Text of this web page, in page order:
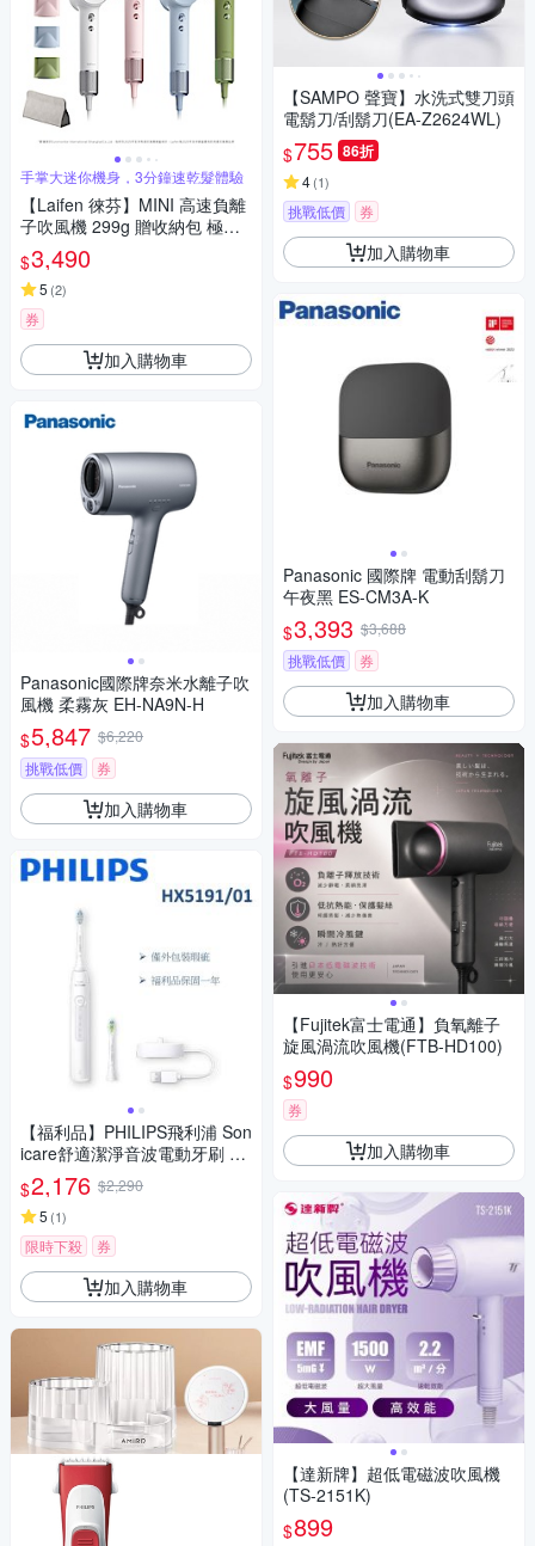
手掌大迷你機身，3分鐘速乾髮體驗
【Laifen 徠芬】MINI 高速負離
子吹風機 299g 贈收納包 極輕
降噪 大風量速乾 智慧恆溫(2年
保固)
$3,490
5 (2)
券
加入購物車
Panasonic國際牌奈米水離子吹
風機 柔霧灰 EH-NA9N-H
$5,847 $6,220
挑戰低價
券
加入購物車
【福利品】PHILIPS飛利浦 Son
icare舒適潔淨音波電動牙刷 HX
5191/01 -白色 (一年保固)
$2,176 $2,290
5 (1)
限時下殺 券
加入購物車
【SAMPO 聲寶】水洗式雙刀頭
電鬍刀/刮鬍刀(EA-Z2624WL)
$755 86折
4(1)
挑戰低價 券
加入購物車
Panasonic 國際牌 電動刮鬍刀
午夜黑 ES-CM3A-K
$3,393 $3,688
挑戰低價
券
加入購物車
【Fujitek富士電通】負氧離子
旋風渦流吹風機(FTB-HD100)
$990
券
加入購物車
【達新牌】超低電磁波吹風機
(TS-2151K)
$899